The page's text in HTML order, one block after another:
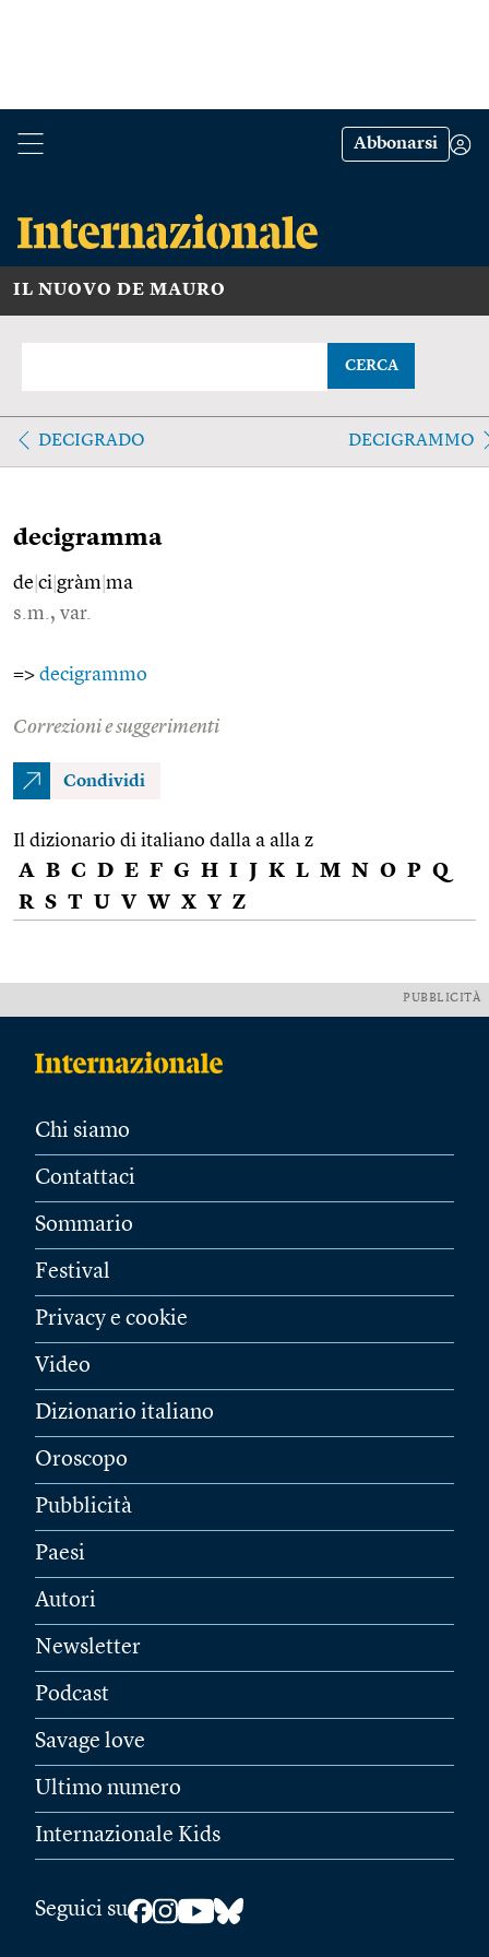
Abbonarsi
IL NUOVO DE MAURO
CERCA
DECIGRADO DECIGRAMMO
decigramma
de ci gràm ma
s.m., var.
=> decigrammo
Correzioni e suggerimenti
Condividi
Il dizionario di italiano dalla a alla z
A B C D E F G H I J K L M N O P Q
R S T U V W X Y Z
PUBBLICITÀ
Chi siamo
Contattaci
Sommario
Festival
Privacy e cookie
Video
Dizionario italiano
Oroscopo
Pubblicità
Paesi
Autori
Newsletter
Podcast
Savage love
Ultimo numero
Internazionale Kids
Seguici su